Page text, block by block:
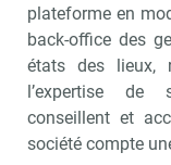
plateforme en
back-office des
états des lieux,
l’expertise de
conseillent et
société compte